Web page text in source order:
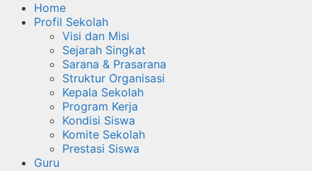
Home
Profil Sekolah
Visi dan Misi
Sejarah Singkat
Sarana & Prasarana
Struktur Organisasi
Kepala Sekolah
Program Kerja
Kondisi Siswa
Komite Sekolah
Prestasi Siswa
Guru